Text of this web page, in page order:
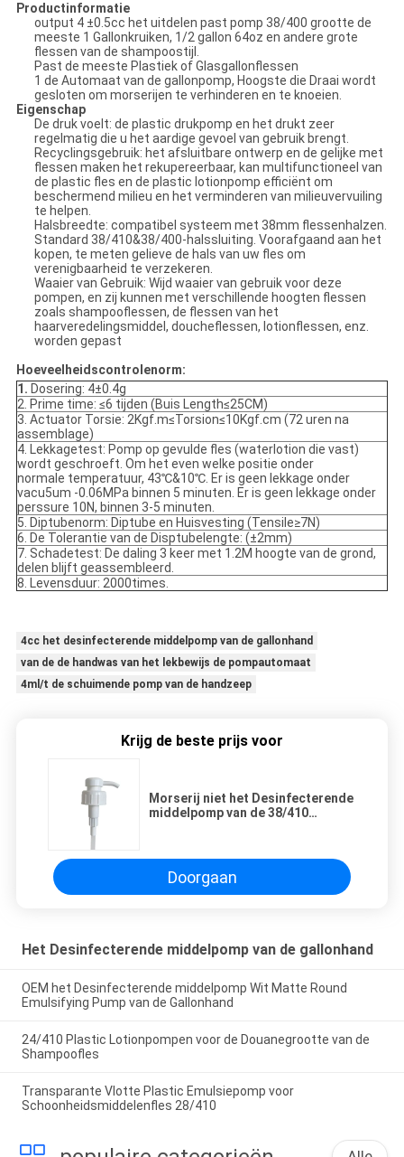
Productinformatie
output 4 ±0.5cc het uitdelen past pomp 38/400 grootte de
meeste 1 Gallonkruiken, 1/2 gallon 64oz en andere grote
flessen van de shampoostijl.
Past de meeste Plastiek of Glasgallonflessen
1 de Automaat van de gallonpomp, Hoogste die Draai wordt
gesloten om morserijen te verhinderen en te knoeien.
Eigenschap
De druk voelt: de plastic drukpomp en het drukt zeer
regelmatig die u het aardige gevoel van gebruik brengt.
Recyclingsgebruik: het afsluitbare ontwerp en de gelijke met
flessen maken het rekupereerbaar, kan multifunctioneel van
de plastic fles en de plastic lotionpomp efficiënt om
beschermend milieu en het verminderen van milieuvervuiling
te helpen.
Halsbreedte: compatibel systeem met 38mm flessenhalzen.
Standard 38/410&38/400-halssluiting. Voorafgaand aan het
kopen, te meten gelieve de hals van uw fles om
verenigbaarheid te verzekeren.
Waaier van Gebruik: Wijd waaier van gebruik voor deze
pompen, en zij kunnen met verschillende hoogten flessen
zoals shampooflessen, de flessen van het
haarveredelingsmiddel, doucheflessen, lotionflessen, enz.
worden gepast
Hoeveelheidscontrolenorm:
1. Dosering: 4±0.4g
2. Prime time: ≤6 tijden (Buis Length≤25CM)
3. Actuator Torsie: 2Kgf.m≤Torsion≤10Kgf.cm (72 uren na
assemblage)
4. Lekkagetest: Pomp op gevulde fles (waterlotion die vast)
wordt geschroeft. Om het even welke positie onder
normale temperatuur, 43℃&10℃. Er is geen lekkage onder
vacu5um -0.06MPa binnen 5 minuten. Er is geen lekkage onder
perssure 10N, binnen 3-5 minuten.
5. Diptubenorm: Diptube en Huisvesting (Tensile≥7N)
6. De Tolerantie van de Disptubelengte: (±2mm)
7. Schadetest: De daling 3 keer met 1.2M hoogte van de grond,
delen blijft geassembleerd.
8. Levensduur: 2000times.
4cc het desinfecterende middelpomp van de gallonhand
van de de handwas van het lekbewijs de pompautomaat
4ml/t de schuimende pomp van de handzeep
Krijg de beste prijs voor
Morserij niet het Desinfecterende
middelpomp van de 38/410
Doorgaan
Het Desinfecterende middelpomp van de gallonhand
OEM het Desinfecterende middelpomp Wit Matte Round
Emulsifying Pump van de Gallonhand
24/410 Plastic Lotionpompen voor de Douanegrootte van de
Shampoofles
Transparante Vlotte Plastic Emulsiepomp voor
Schoonheidsmiddelenfles 28/410